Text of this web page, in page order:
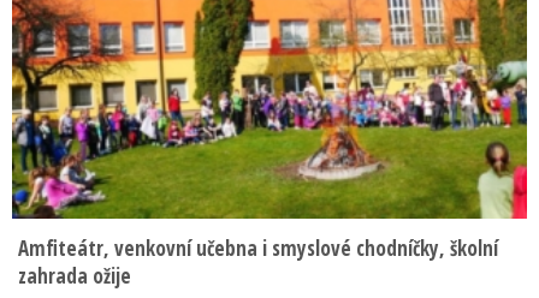
Amfiteátr, venkovní učebna i smyslové chodníčky, školní
zahrada ožije